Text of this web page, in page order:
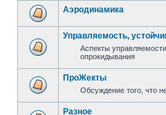
Аэродинамика
Управляемость,
Аспекты
опрокидывания
ПроЖекты
Обсуждение того, что
Разное